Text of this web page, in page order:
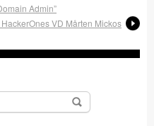
Admin”
VD Mårten Mickos